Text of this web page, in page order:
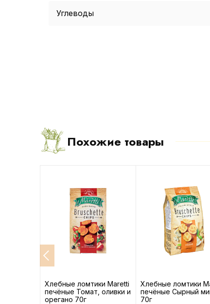
Углеводы
Похожие товары
Хлебные ломтики Maretti
печёные Томат, оливки и
орегано 70г
Хлебные ломтики
печёные Сырный
70г